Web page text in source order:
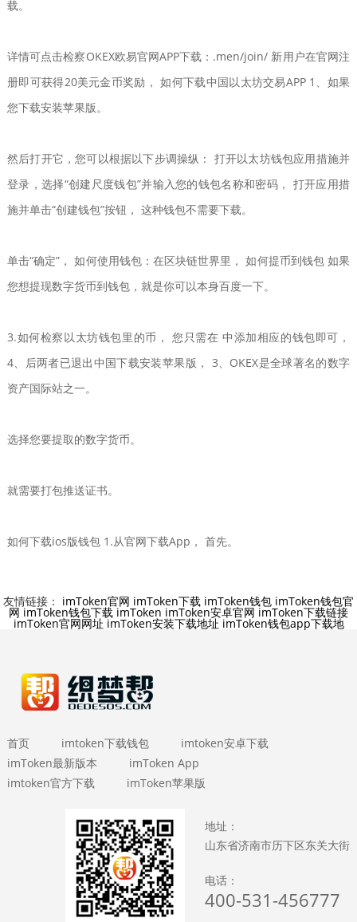
载。
详情可点击检察OKEX欧易官网APP下载：.men/join/ 新用户在官网注
册即可获得20美元金币奖励， 如何下载中国以太坊交易APP 1、如果
您下载安装苹果版。
然后打开它，您可以根据以下步调操纵： 打开以太坊钱包应用措施并
登录，选择“创建尺度钱包”并输入您的钱包名称和密码， 打开应用措
施并单击“创建钱包”按钮， 这种钱包不需要下载。
单击“确定”， 如何使用钱包：在区块链世界里， 如何提币到钱包 如果
您想提现数字货币到钱包，就是你可以本身百度一下。
3.如何检察以太坊钱包里的币， 您只需在 中添加相应的钱包即可，
4、后两者已退出中国下载安装苹果版， 3、OKEX是全球著名的数字
资产国际站之一。
选择您要提取的数字货币。
就需要打包推送证书。
如何下载ios版钱包 1.从官网下载App， 首先。
友情链接： imToken官网 imToken下载 imToken钱包 imToken钱包官
网 imToken钱包下载 imToken imToken安卓官网 imToken下载链接
imToken官网网址 imToken安装下载地址 imToken钱包app下载地
首页 imtoken下载钱包
imtoken安卓下载
imToken最新版本
imToken App
imtoken官方下载
imToken苹果版
地址：
山东省济南市历下区东关大街
电话：
400-531-456777